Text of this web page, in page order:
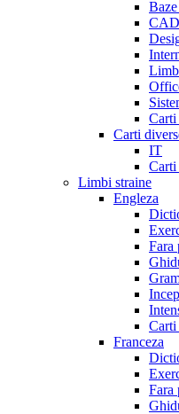
Carti
Carti
IT
Carti
Limbi straine
Engleza
Fara
Carti
Franceza
Fara